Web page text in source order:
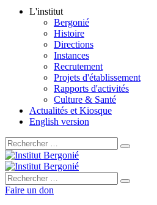
L'institut
Bergonié
Histoire
Directions
Instances
Recrutement
Projets d'établissement
Rapports d'activités
Culture & Santé
Actualités et Kiosque
English version
Rechercher :
Rechercher :
Faire un don